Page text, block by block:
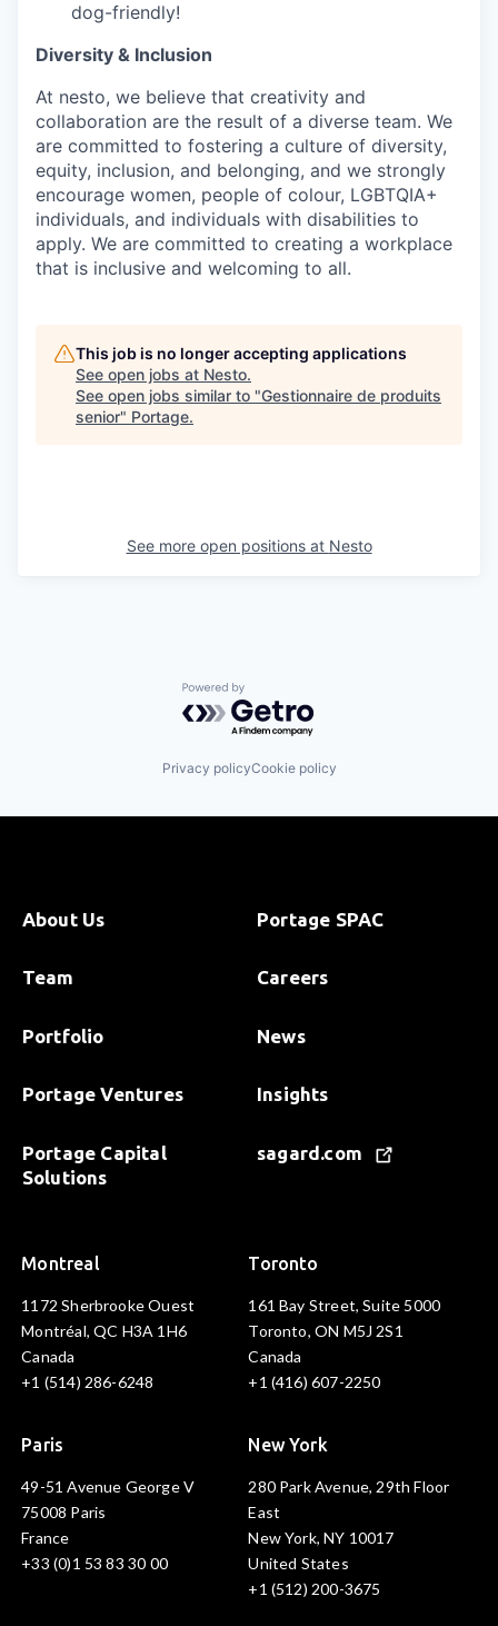
dog-friendly!
Diversity & Inclusion
At nesto, we believe that creativity and
collaboration are the result of a diverse team. We
are committed to fostering a culture of diversity,
equity, inclusion, and belonging, and we strongly
encourage women, people of colour, LGBTQIA+
individuals, and individuals with disabilities to
apply. We are committed to creating a workplace
that is inclusive and welcoming to all.
This job is no longer accepting applications
See open jobs at Nesto.
See open jobs similar to "Gestionnaire de produits
senior" Portage.
See more open positions at Nesto
Powered by Getro.com
Privacy policyCookie policy
About Us
Team
Portfolio
Portage Ventures
Portage Capital
Solutions
Portage SPAC
Careers
News
Insights
sagard.com
Montreal
1172 Sherbrooke Ouest
Montréal, QC H3A 1H6
Canada
+1 (514) 286-6248
Toronto
161 Bay Street, Suite 5000
Toronto, ON M5J 2S1
Canada
+1 (416) 607-2250
Paris
49-51 Avenue George V
75008 Paris
France
+33 (0)1 53 83 30 00
New York
280 Park Avenue, 29th Floor
East
New York, NY 10017
United States
+1 (512) 200-3675